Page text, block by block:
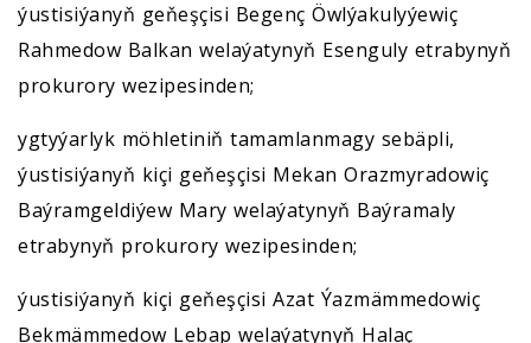
ýustisiýanyň geňeşçisi Begenç Öwlýakulyýewiç
Rahmedow Balkan welaýatynyň Esenguly etrabynyň
prokurory wezipesinden;
ygtyýarlyk möhletiniň tamamlanmagy sebäpli,
ýustisiýanyň kiçi geňeşçisi Mekan Orazmyradowiç
Baýramgeldiýew Mary welaýatynyň Baýramaly
etrabynyň prokurory wezipesinden;
ýustisiýanyň kiçi geňeşçisi Azat Ýazmämmedowiç
Bekmämmedow Lebap welaýatynyň Halaç